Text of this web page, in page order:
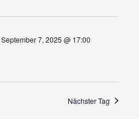
und
September 7, 2025 @ 17:00
Nächster Tag